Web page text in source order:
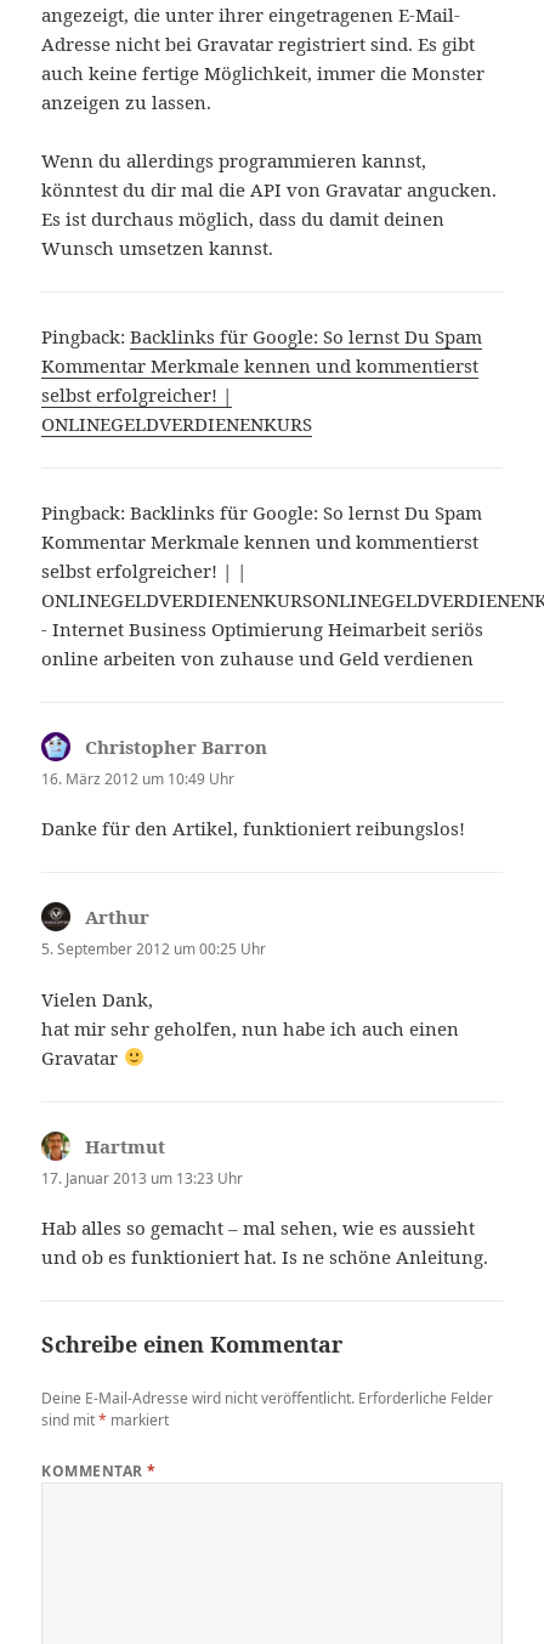
angezeigt, die unter ihrer eingetragenen E-Mail-
Adresse nicht bei Gravatar registriert sind. Es gibt
auch keine fertige Möglichkeit, immer die Monster
anzeigen zu lassen.
Wenn du allerdings programmieren kannst,
könntest du dir mal die API von Gravatar angucken.
Es ist durchaus möglich, dass du damit deinen
Wunsch umsetzen kannst.
Pingback:Backlinks für Google: So lernst Du Spam
Kommentar Merkmale kennen und kommentierst
selbst erfolgreicher! |
ONLINEGELDVERDIENENKURS
Pingback: Backlinks für Google: So lernst Du Spam
Kommentar Merkmale kennen und kommentierst
selbst erfolgreicher! | |
- Internet Business Optimierung Heimarbeit seriös
online arbeiten von zuhause und Geld verdienen
Christopher Barron
16. März 2012 um 10:49 Uhr
Danke für den Artikel, funktioniert reibungslos!
Arthur
5. September 2012 um 00:25 Uhr
Vielen Dank,
hat mir sehr geholfen, nun habe ich auch einen
Gravatar
Hartmut
17. Januar 2013 um 13:23 Uhr
Hab alles so gemacht – mal sehen, wie es aussieht
und ob es funktioniert hat. Is ne schöne Anleitung.
Schreibe einen Kommentar
Deine E-Mail-Adresse wird nicht veröffentlicht. Erforderliche Felder
sind mit* markiert
KOMMENTAR*